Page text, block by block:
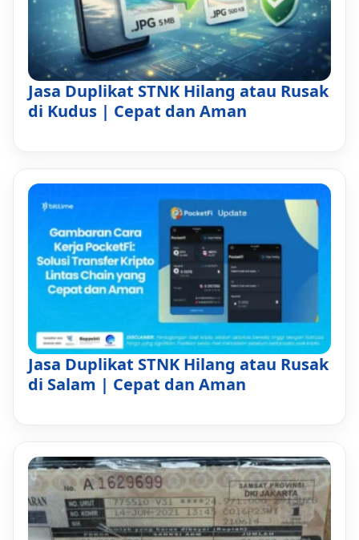
Jasa Duplikat STNK Hilang atau Rusak
di Kudus | Cepat dan Aman
Jasa Duplikat STNK Hilang atau Rusak
di Salam | Cepat dan Aman